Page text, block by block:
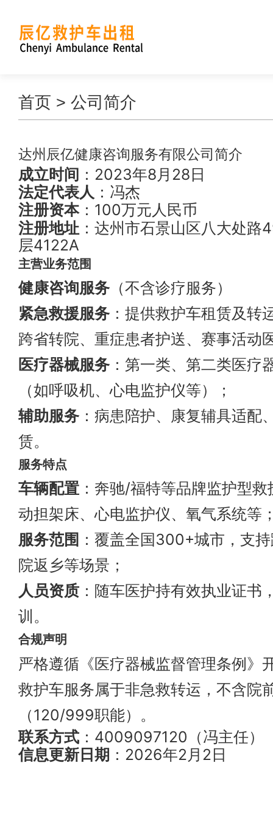
首页 > 公司简介
达州辰亿健康咨询服务有限公司简介
成立时间 ：2023年8月28日
法定代表人 ：冯杰
注册资本：100万元人民币
注册地址 ：达州市石景山区八大处
层4122A
主营业务范围
健康咨询服务 （不含诊疗服务）
紧急救援服务 ：提供救护车租赁及转
跨省转院、重症患者护送、赛事活动
医疗器械服务 ：第一类、第二类医疗
（如呼吸机、心电监护仪等）；
辅助服务 ：病患陪护、康复辅具适配
赁。
服务特点
车辆配置 ：奔驰/福特等品牌监护型
动担架床、心电监护仪、氧气系统等
服务范围 ：覆盖全国300+城市，支
院返乡等场景；
人员资质 ：随车医护持有效执业证书
训。
合规声明
严格遵循《医疗器械监督管理条例》
救护车服务属于非急救转运，不含院
（120/999职能）。
联系方式 ：4009097120（冯主任）
信息更新日期 ：2026年2月2日